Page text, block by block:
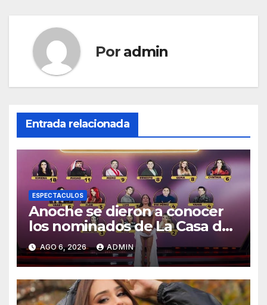
Por admin
Entrada relacionada
ESPECTACULOS
Anoche se dieron a conocer
los nominados de La Casa de
los Famosos México 2026 en
la segunda semana
AGO 6, 2026 ADMIN